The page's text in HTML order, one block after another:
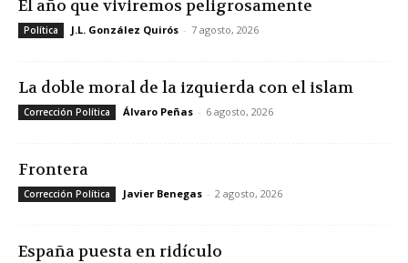
El año que viviremos peligrosamente
Política J.L. González Quirós - 7 agosto, 2026
La doble moral de la izquierda con el islam
Corrección Política Álvaro Peñas - 6 agosto, 2026
Frontera
Corrección Política Javier Benegas - 2 agosto, 2026
España puesta en ridículo